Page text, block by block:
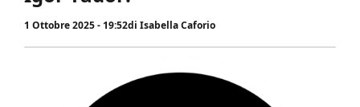
1 Ottobre 2025 - 19:52di Isabella Caforio